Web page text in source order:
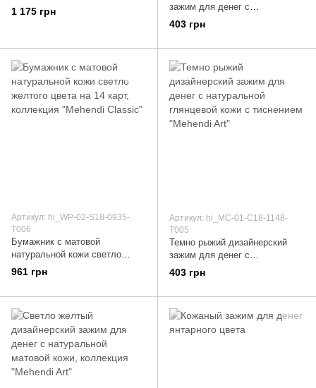
1 175 грн
зажим для денег с
натуральной матовой кожи,
коллекция "Let's Go Travel"
403 грн
Артикул: hi_WP-02-S18-0935-
T006
Бумажник с матовой
натуральной кожи светло
желтого цвета на 14 карт,
коллекция "Mehendi Classic"
961 грн
Артикул: hi_MC-01-C18-1148-
T005
Темно рыжий дизайнерский
зажим для денег с
натуральной глянцевой кожи с
тиснением "Mehendi Art"
403 грн